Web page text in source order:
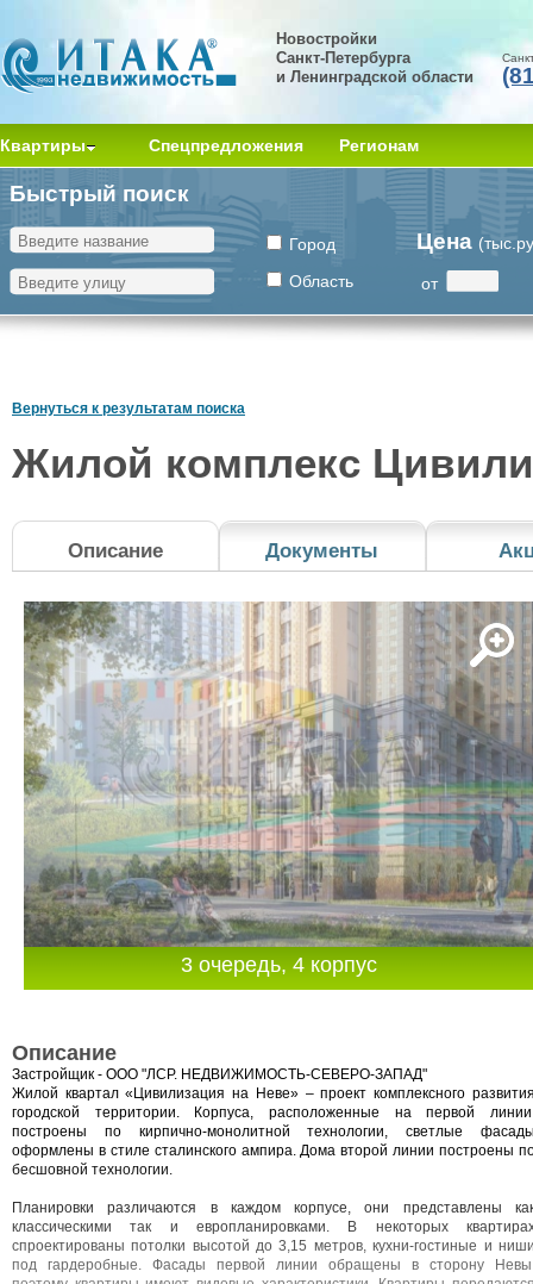
Новостройки
Санкт-Петербурга
и Ленинградской области
Квартиры Спецпредложения Регионам
Быстрый поиск
Город
Область
Цена
от
Вернуться к результатам поиска
Жилой комплекс
Описание Документы
3 очередь, 4 корпус
Описание
Застройщик - ООО "ЛСР. НЕДВИЖИМОСТЬ-СЕВЕРО-ЗАПАД"
Жилой квартал «Цивилизация на Неве» – проект комплексного
городской территории. Корпуса, расположенные на первой
построены по кирпично-монолитной технологии, светлые
оформлены в стиле сталинского ампира. Дома второй линии построены
бесшовной технологии.
Планировки различаются в каждом корпусе, они представлены
классическими так и европланировками. В некоторых
спроектированы потолки высотой до 3,15 метров, кухни-гостиные и
под гардеробные. Фасады первой линии обращены в сторону